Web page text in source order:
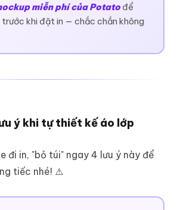
miễn phí của Potatođể
khi đặt in — chắc chắn không
ý khi tự thiết kế áo lớp
đi in, "bỏ túi" ngay 4 lưu ý này để
tiếc nhé! ⚠️